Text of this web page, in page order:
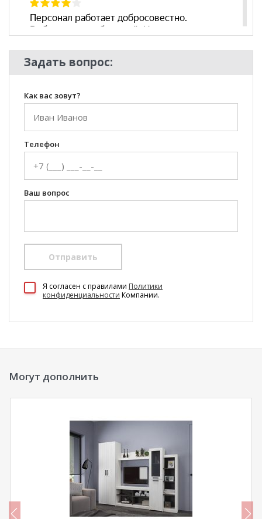
Стиль
Комната
Гостиная
Задать вопрос:
Как вас зовут?
Телефон
Ваш вопрос
Отправить
Я согласен c правилами Политики
конфиденциальности Компании.
Могут дополнить